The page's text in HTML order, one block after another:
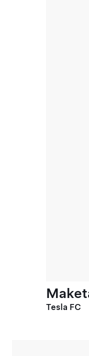
Tesla FC